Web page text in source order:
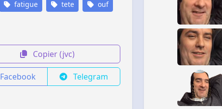
fatigue tete ouf
Copier (jvc)
Facebook Telegram